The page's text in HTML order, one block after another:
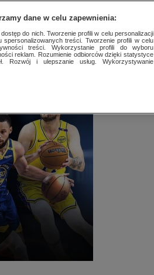
DO POBRANIA
dane w celu zapewnienia:
do nich. Tworzenie profili w celu personalizacji
treści. Tworzenie profili w celu
treści. Wykorzystanie profili do wyboru
reklam. Rozumienie odbiorców dzięki statystyce
Rozwój i ulepszanie usług. Wykorzystywanie